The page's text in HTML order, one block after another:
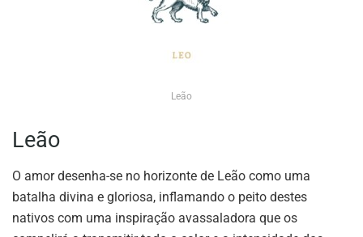
Leão
Leão
O amor desenha-se no horizonte de Leão como uma
batalha divina e gloriosa, inflamando o peito destes
nativos com uma inspiração avassaladora que os